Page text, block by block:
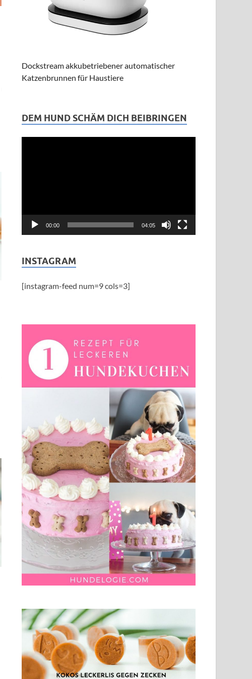
Dockstream akkubetriebener automatischer
Katzenbrunnen für Haustiere
DEM HUND SCHÄM DICH BEIBRINGEN
00:00 04:05
INSTAGRAM
[instagram-feed num=9 cols=3]